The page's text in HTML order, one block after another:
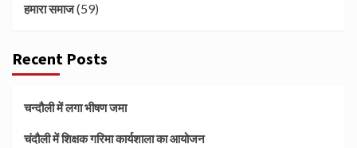
हमारा समाज(59)
Recent Posts
चन्दौली में लगा भीषण जमा
चंदौली में शिक्षक गरिमा कार्यशाला का आयोजन